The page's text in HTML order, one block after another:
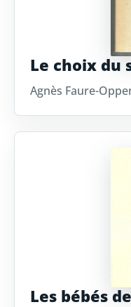
Le choix du
Agnès Faure-
Les bébés